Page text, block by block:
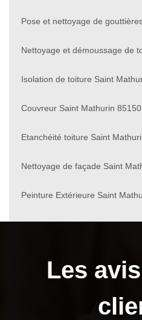
Pose et nettoyage de
Nettoyage et démoussage de
Isolation de toiture Saint
Couvreur Saint Mathurin 85150
Etanchéité toiture Saint
Nettoyage de façade Saint
Peinture Extérieure Saint
Les